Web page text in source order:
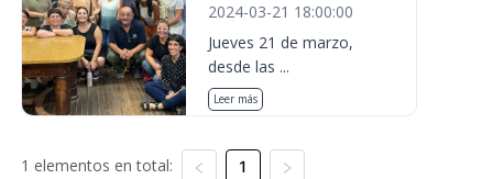
2024-03-21 18:00:00
Jueves 21 de marzo,
desde las ...
Leer más
1 elementos en total: 1